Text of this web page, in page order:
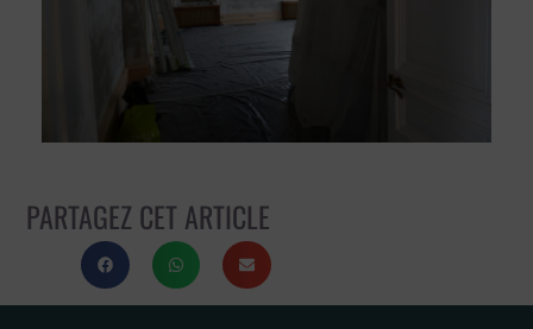
PARTAGEZ CET ARTICLE